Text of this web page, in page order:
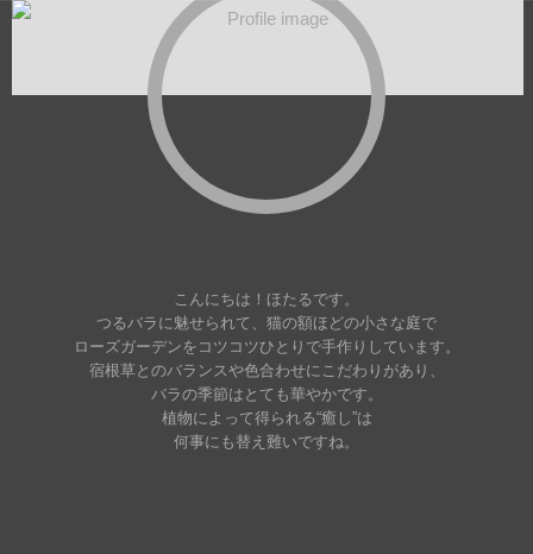
こんにちは！ほたるです。
つるバラに魅せられて、猫の額ほどの小さな庭で
ローズガーデンをコツコツひとりで手作りしています。
宿根草とのバランスや色合わせにこだわりがあり、
バラの季節はとても華やかです。
植物によって得られる“癒し”は
何事にも替え難いですね。